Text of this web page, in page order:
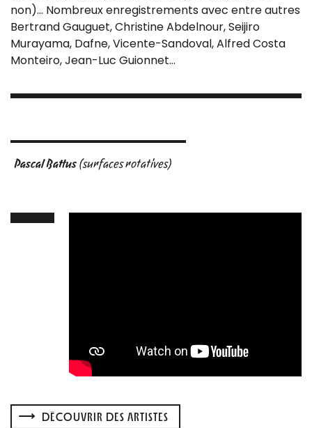
non)… Nombreux enregistrements avec entre autres
Bertrand Gauguet, Christine Abdelnour, Seijiro
Murayama, Dafne, Vicente-Sandoval, Alfred Costa
Monteiro, Jean-Luc Guionnet…
Pascal Battus (surfaces rotatives)
DÉCOUVRIR DES ARTISTES